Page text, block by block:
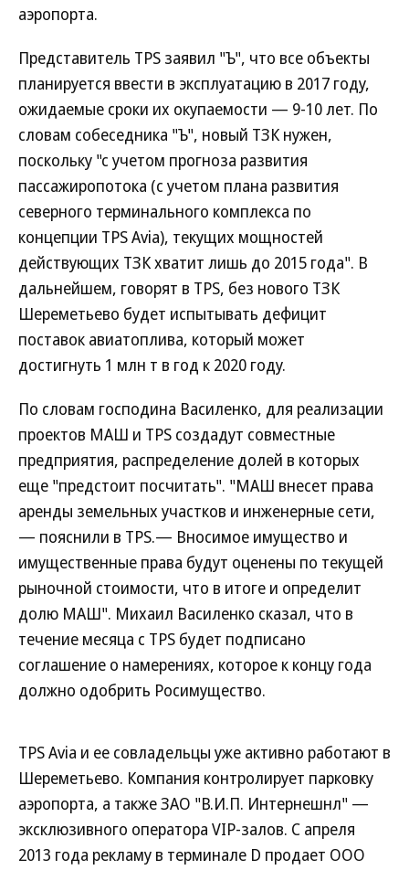
аэропорта.
Представитель TPS заявил "Ъ", что все объекты
планируется ввести в эксплуатацию в 2017 году,
ожидаемые сроки их окупаемости — 9-10 лет. По
словам собеседника "Ъ", новый ТЗК нужен,
поскольку "с учетом прогноза развития
пассажиропотока (с учетом плана развития
северного терминального комплекса по
концепции TPS Avia), текущих мощностей
действующих ТЗК хватит лишь до 2015 года". В
дальнейшем, говорят в TPS, без нового ТЗК
Шереметьево будет испытывать дефицит
поставок авиатоплива, который может
достигнуть 1 млн т в год к 2020 году.
По словам господина Василенко, для реализации
проектов МАШ и TPS создадут совместные
предприятия, распределение долей в которых
еще "предстоит посчитать". "МАШ внесет права
аренды земельных участков и инженерные сети,
— пояснили в TPS.— Вносимое имущество и
имущественные права будут оценены по текущей
рыночной стоимости, что в итоге и определит
долю МАШ". Михаил Василенко сказал, что в
течение месяца с TPS будет подписано
соглашение о намерениях, которое к концу года
должно одобрить Росимущество.
TPS Avia и ее совладельцы уже активно работают в
Шереметьево. Компания контролирует парковку
аэропорта, а также ЗАО "В.И.П. Интернешнл" —
эксклюзивного оператора VIP-залов. С апреля
2013 года рекламу в терминале D продает ООО